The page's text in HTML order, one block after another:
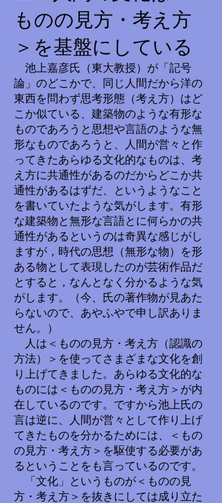
ものの見方・考え方
＞を基盤にしている
池上嘉彦氏（東大教授）が「記号
論」のどこかで、同じ人間だから洋の
東西を問わず思考形態（考え方）はど
こか似ている、建築物のような有形な
ものであろうと思想や言語のような無
形なものであろうと、人間が営々と作
ってきたあらゆる文化的なものは、考
え方に共通性があるのだからどこか共
通性があるはずだ、というようなこと
を書いていたような気がします。有形
な建築物と無形な言語とに何らかの共
通性があるというのは奇異な感じがし
ますが，時代の思想（無形な物）を形
ある物として表現したのが芸術作品だ
とすると，なんとなく分かるような気
がします。（今、氏の著作物が見あた
らないので、あやふやで申し訳ありま
せん。）
人は＜ものの見方・考え方（認識の
方法）＞を使ってさまざまな文化を創
り上げてきました。あらゆる文化的な
ものには＜ものの見方・考え方＞が内
在しているのです。ですから池上氏の
言は逆に、人間が営々として作り上げ
てきたものを分かるためには、＜もの
の見方・考え方＞を駆使する必要があ
るということをも言っているのです。
「文化」というものが＜ものの見
方・考え方＞を抜きにしては成り立た